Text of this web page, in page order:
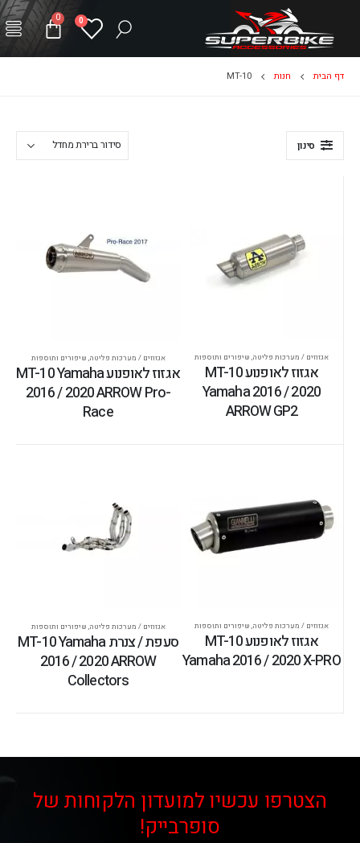
0
0
דף הבית חנות MT-10
סינון
אגזוזים / מערכות פליטה, שיפורים ותוספות
אגזוז לאופנוע MT-10
Yamaha 2016 / 2020
ARROW GP2
אגזוזים / מערכות פליטה, שיפורים ותוספות
אגזוז לאופנוע MT-10 Yamaha
2016 / 2020 ARROW Pro-
Race
אגזוזים / מערכות פליטה, שיפורים ותוספות
אגזוז לאופנוע MT-10
Yamaha 2016 / 2020 X-PRO
אגזוזים / מערכות פליטה, שיפורים ותוספות
סעפת / צנרת MT-10 Yamaha
2016 / 2020 ARROW
Collectors
הצטרפו עכשיו למועדון הלקוחות של
סופרבייק!